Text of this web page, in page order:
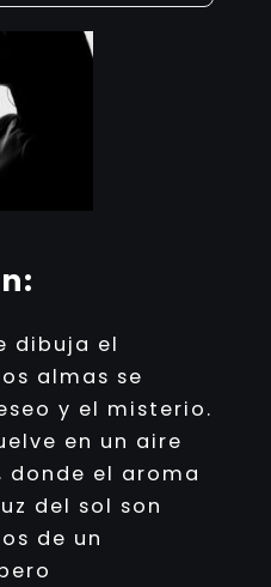
dibuja el
almas se
y el misterio.
en un aire
donde el aroma
del sol son
de un